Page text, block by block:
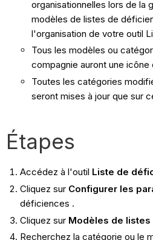
organisationnelles lors de la
modèles de listes de
l'organisation de votre outil
Tous les modèles ou
compagnie auront une icône
Toutes les catégories
seront mises à jour que sur
Étapes
Accédez à l'outil Liste de
Cliquez sur Configurer les
déficiences .
Cliquez sur Modèles de
Recherchez la catégorie ou le